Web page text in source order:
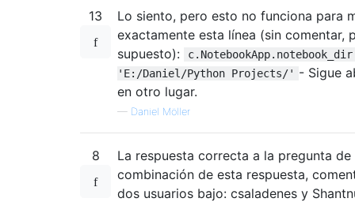
13
Lo siento, pero esto no funciona para
exactamente esta línea (sin comentar,
supuesto):
'E:/Daniel/Python Projects/' - Sigue
en otro lugar.
— Daniel Möller
8
La respuesta correcta a la pregunta de
combinación de esta respuesta,
dos usuarios bajo: csaladenes y